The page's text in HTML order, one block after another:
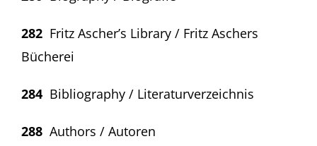
282 Fritz Ascher’s Library / Fritz Aschers
Bücherei
284 Bibliography / Literaturverzeichnis
288 Authors / Autoren